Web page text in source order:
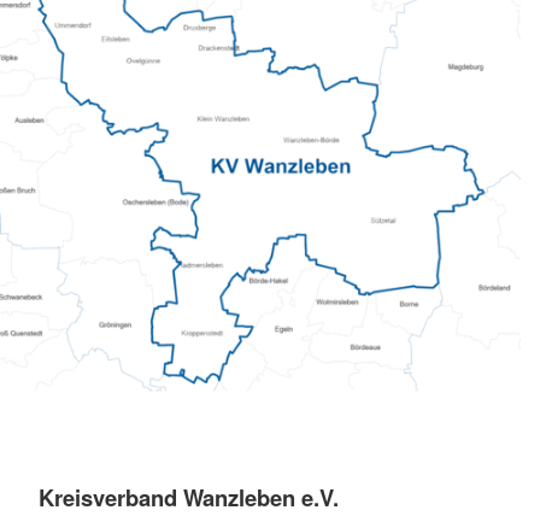
Kreisverband Wanzleben e.V.